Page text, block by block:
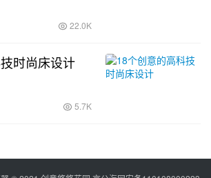
22.0K
时尚床设计
5.7K